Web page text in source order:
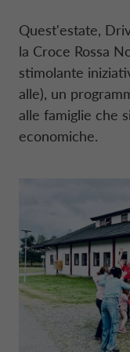
NEWS
SOSTENIBILITÀ
ITALIANO
CA AUTO
Quest'estate,
la Croce Rossa
stimolante
alle), un
alle famiglie che
economiche.